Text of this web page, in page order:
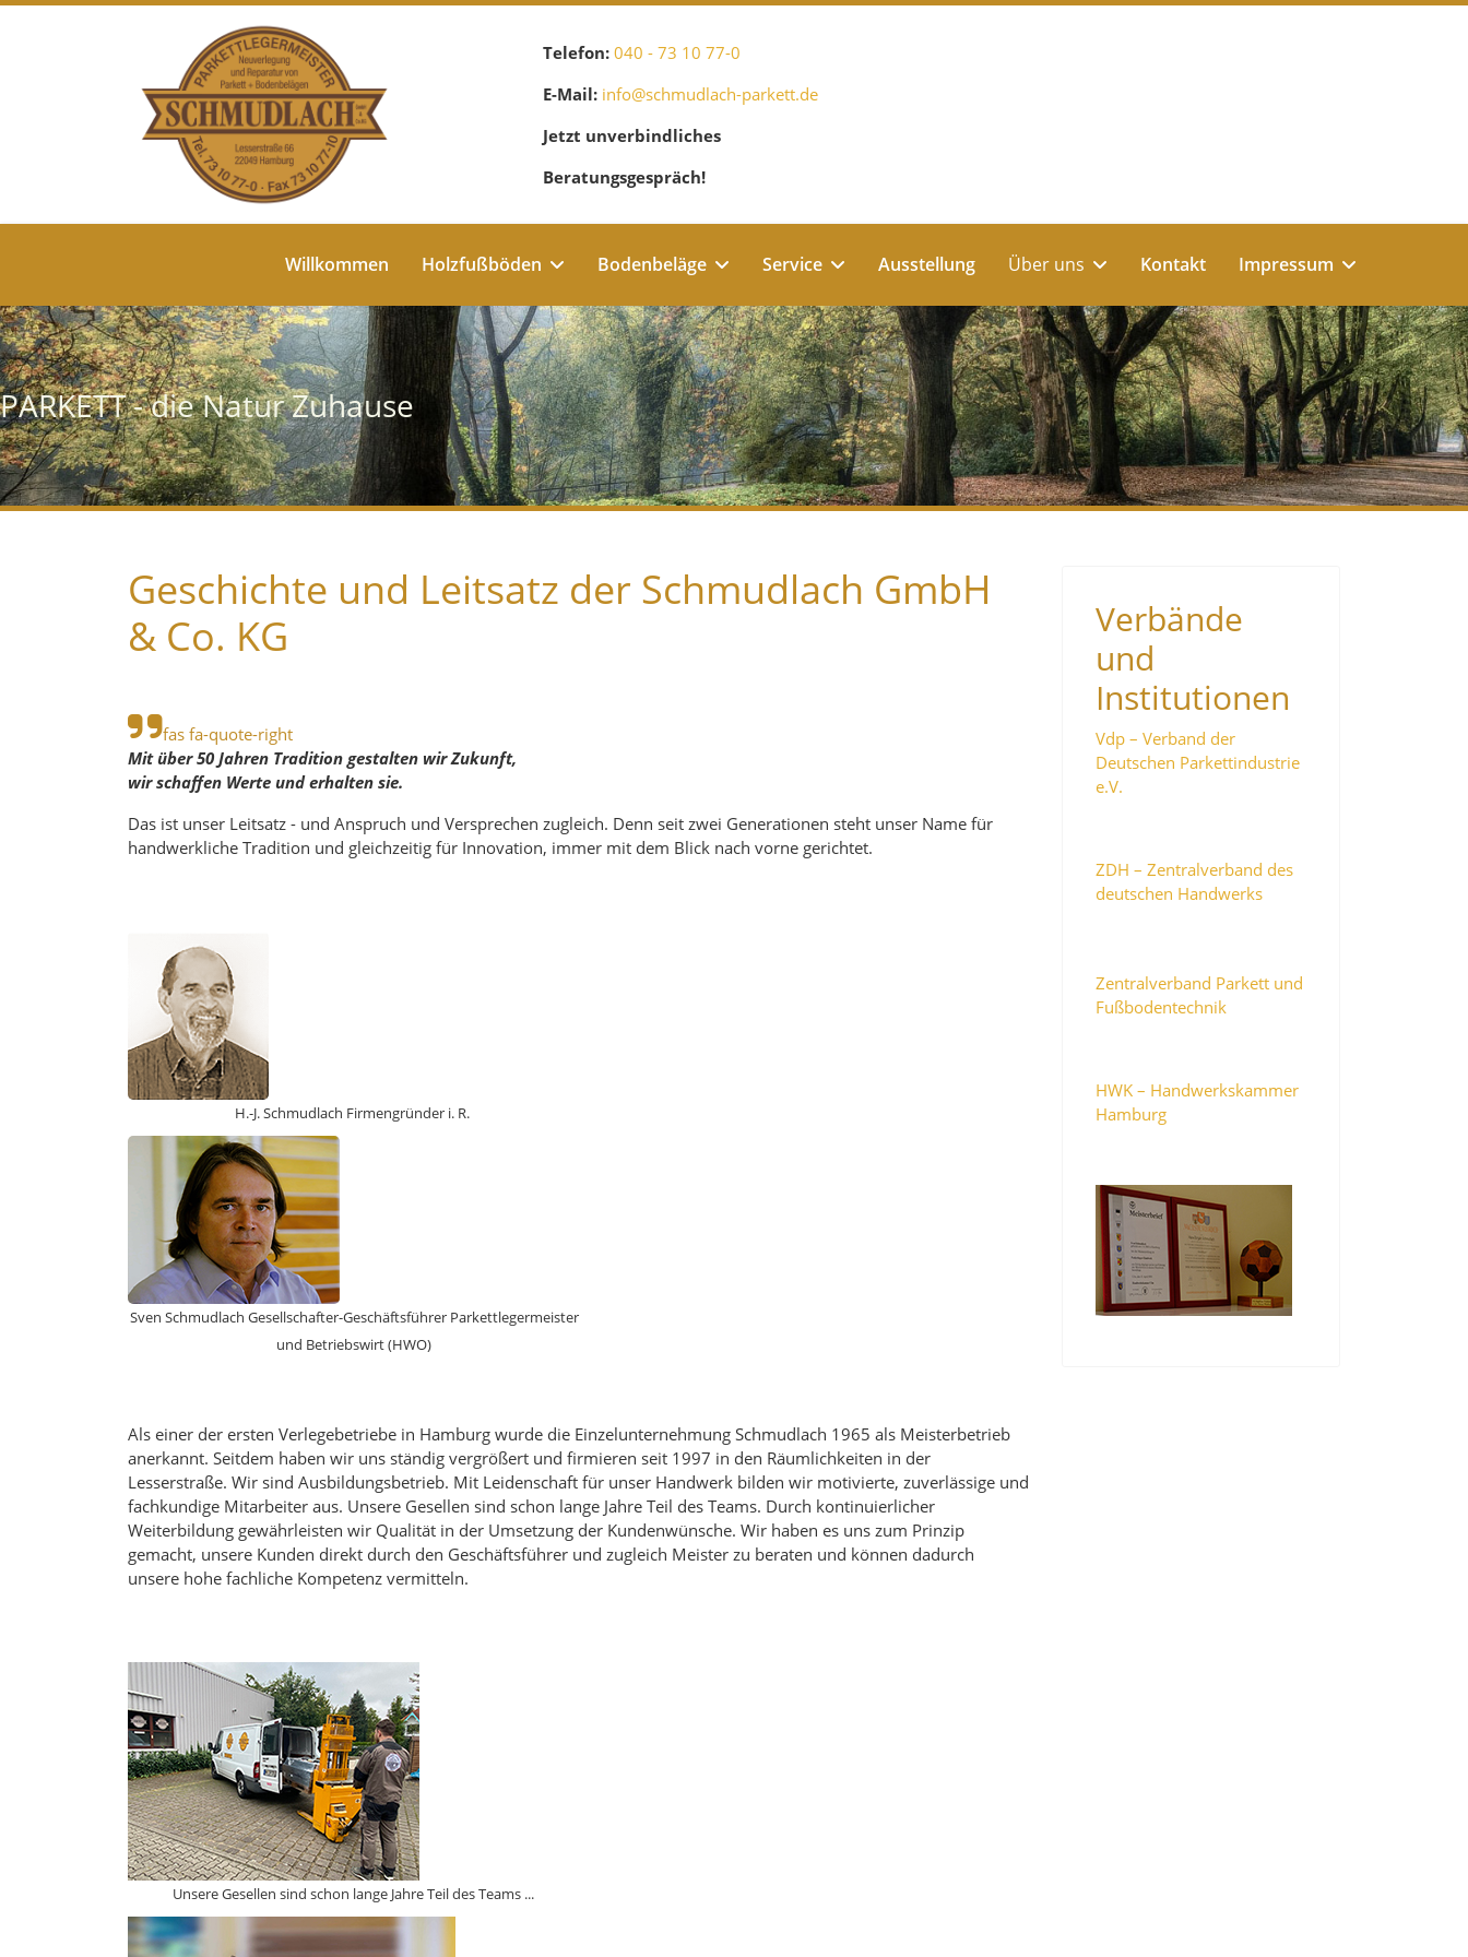
Telefon: 040 - 73 10 77-0
E-Mail: info@schmudlach-parkett.de
Jetzt unverbindliches
Beratungsgespräch!
Willkommen Holzfußböden Bodenbeläge Service Ausstellung Über uns Kontakt Impressum
PARKETT - die Natur Zuhause
Geschichte und Leitsatz der Schmudlach GmbH
& Co. KG
fas fa-quote-right
Mit über 50 Jahren Tradition gestalten wir Zukunft,
wir schaffen Werte und erhalten sie.
Das ist unser Leitsatz - und Anspruch und Versprechen zugleich. Denn seit zwei Generationen steht unser Name für
handwerkliche Tradition und gleichzeitig für Innovation, immer mit dem Blick nach vorne gerichtet.
H.-J. Schmudlach Firmengründer i. R.
Sven Schmudlach Gesellschafter-Geschäftsführer Parkettlegermeister
und Betriebswirt (HWO)
Als einer der ersten Verlegebetriebe in Hamburg wurde die Einzelunternehmung Schmudlach 1965 als Meisterbetrieb
anerkannt. Seitdem haben wir uns ständig vergrößert und firmieren seit 1997 in den Räumlichkeiten in der
Lesserstraße. Wir sind Ausbildungsbetrieb. Mit Leidenschaft für unser Handwerk bilden wir motivierte, zuverlässige und
fachkundige Mitarbeiter aus. Unsere Gesellen sind schon lange Jahre Teil des Teams. Durch kontinuierlicher
Weiterbildung gewährleisten wir Qualität in der Umsetzung der Kundenwünsche. Wir haben es uns zum Prinzip
gemacht, unsere Kunden direkt durch den Geschäftsführer und zugleich Meister zu beraten und können dadurch
unsere hohe fachliche Kompetenz vermitteln.
Unsere Gesellen sind schon lange Jahre Teil des Teams ...
Verbände
und
Institutionen
Vdp – Verband der
Deutschen Parkettindustrie
e.V.
ZDH – Zentralverband des
deutschen Handwerks
Zentralverband Parkett und
Fußbodentechnik
HWK – Handwerkskammer
Hamburg